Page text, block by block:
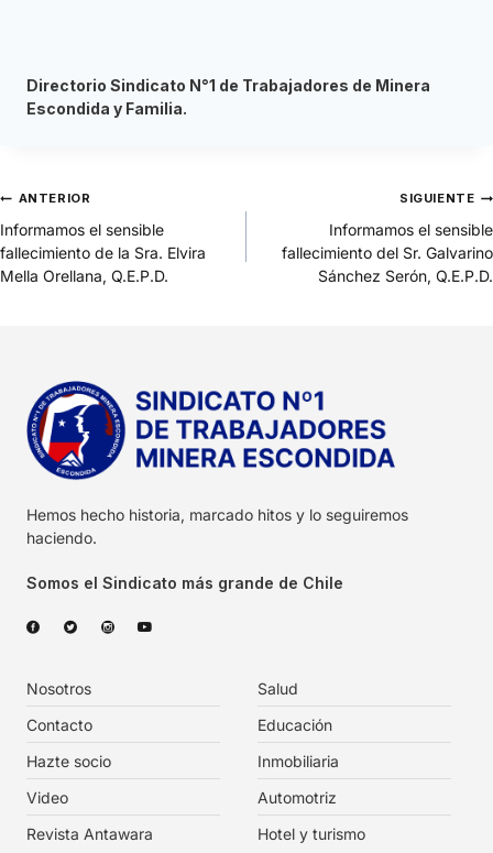
Directorio Sindicato N°1 de Trabajadores de Minera
Escondida y Familia.
ANTERIOR
Informamos el sensible
fallecimiento de la Sra. Elvira
Mella Orellana, Q.E.P.D.
SIGUIENTE
Informamos el sensible
fallecimiento del Sr. Galvarino
Sánchez Serón, Q.E.P.D.
Hemos hecho historia, marcado hitos y lo seguiremos
haciendo.
Somos el Sindicato más grande de Chile
Nosotros
Contacto
Hazte socio
Video
Revista Antawara
Salud
Educación
Inmobiliaria
Automotriz
Hotel y turismo